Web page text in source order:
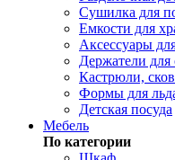
Сушилка для
Емкости для
Аксессуары
Держатели для
Кастрюли,
Формы для
Детская посуда
Мебель
По категории